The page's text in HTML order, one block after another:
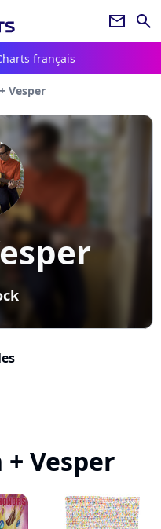
newsletter search
français
Vesper
Vesper